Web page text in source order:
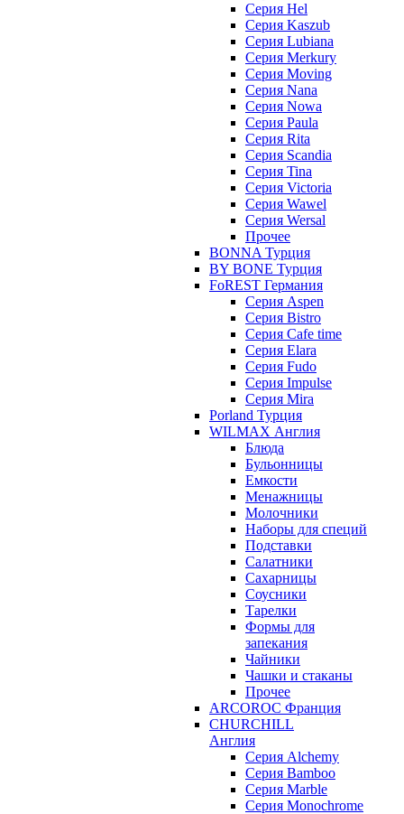
Серия Hel
Серия Kaszub
Серия Lubiana
Серия Merkury
Серия Moving
Серия Nana
Серия Nowa
Серия Paula
Серия Rita
Серия Scandia
Серия Tina
Серия Victoria
Серия Wawel
Серия Wersal
Прочее
BONNA Турция
BY BONE Турция
FoREST Германия
Серия Aspen
Серия Bistro
Серия Cafe time
Серия Elara
Серия Fudo
Серия Impulse
Серия Mira
Porland Турция
WILMAX Англия
Блюда
Бульонницы
Емкости
Менажницы
Молочники
Наборы для специй
Подставки
Салатники
Сахарницы
Соусники
Тарелки
Формы для
запекания
Чайники
Чашки и стаканы
Прочее
ARCOROC Франция
CHURCHILL
Англия
Серия Alchemy
Серия Bamboo
Серия Marble
Серия Monochrome